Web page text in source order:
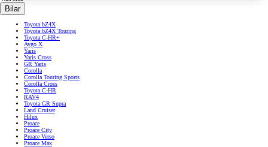
Bilar
Toyota bZ4X
Toyota bZ4X Touring
Toyota C-HR+
Aygo X
Yaris
Yaris Cross
GR Yaris
Corolla
Corolla Touring Sports
Corolla Cross
Toyota C-HR
RAV4
Toyota GR Supra
Land Cruiser
Hilux
Proace
Proace City
Proace Verso
Proace Max